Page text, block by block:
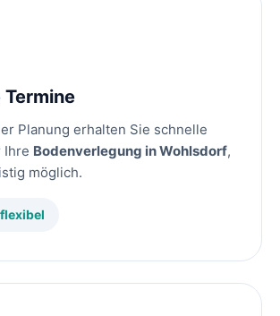
Termine
Planung erhalten Sie schnelle
Ihre Bodenverlegung in Wohlsdorf,
möglich.